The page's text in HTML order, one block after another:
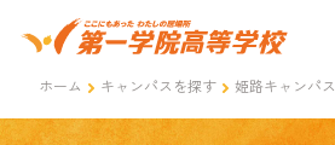
ホーム キャンパスを探す 姫路キャンパス